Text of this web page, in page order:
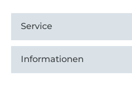
Service
Informationen